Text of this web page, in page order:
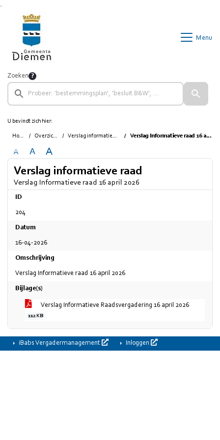
Menu
Zoeken
U bevindt zich hier:
Home Overzichten Verslag informatieve raad Verslag Informatieve raad 16 april 2026
A A A
Verslag informatieve raad
Verslag Informatieve raad 16 april 2026
ID
204
Datum
16-04-2026
Omschrijving
Verslag Informatieve raad 16 april 2026
Bijlage(s)
Verslag Informatieve Raadsvergadering 16 april 2026
112 KB
iBabs Vergadermanagement Inloggen